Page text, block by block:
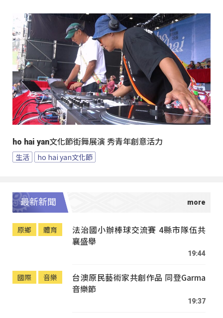
ho hai yan文化節街舞展演 秀青年創意活力
生活 ho hai yan文化節
最新新聞
原鄉 體育
法治國小辦棒球交流賽 4縣市隊伍共
襄盛舉
19:44
國際 音樂
台澳原民藝術家共創作品 同登Garma
音樂節
19:37